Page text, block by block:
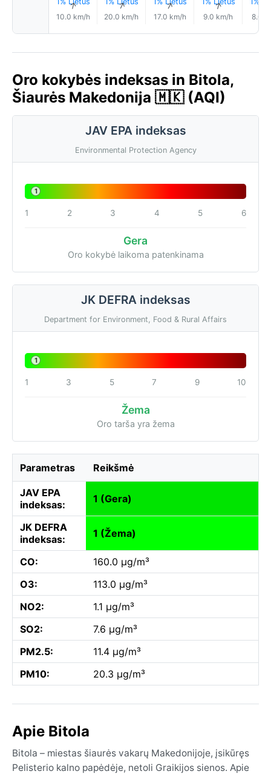
↑
10.0 km/h
↑
20.0 km/h
↑
17.0 km/h
↑
9.0 km/h 8.0
Oro kokybės indeksas in Bitola,
Šiaurės Makedonija 🇲🇰 (AQI)
JAV EPA indeksas
Environmental Protection Agency
1
1 2 3 4 5 6
Gera
Oro kokybė laikoma patenkinama
JK DEFRA indeksas
Department for Environment, Food & Rural Affairs
1
1 3 5 7 9 10
Žema
Oro tarša yra žema
Parametras Reikšmė
JAV EPA
indeksas:
1 (Gera)
JK DEFRA
indeksas:
1 (Žema)
CO:
160.0 µg/m³
O3:
113.0 µg/m³
NO2:
1.1 µg/m³
SO2:
7.6 µg/m³
PM2.5:
11.4 µg/m³
PM10:
20.3 µg/m³
Apie Bitola
Bitola – miestas šiaurės vakarų Makedonijoje, įsikūręs
Pelisterio kalno papėdėje, netoli Graikijos sienos. Apie